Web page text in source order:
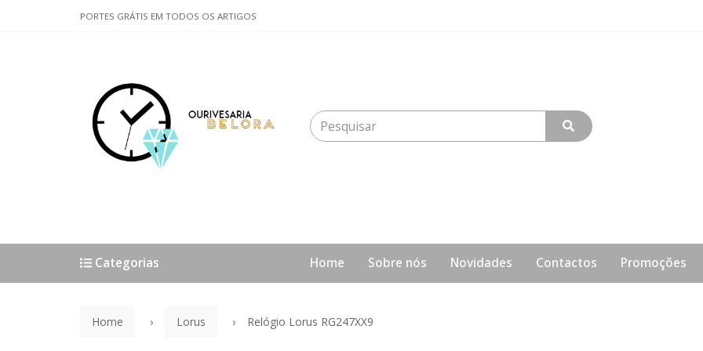
PORTES GRÁTIS EM TODOS OS ARTIGOS
Home Sobre nós Novidades Contactos Promoções
Categorias
Home Lorus Relógio Lorus RG247XX9